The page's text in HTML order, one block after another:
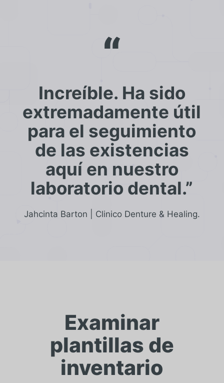
“
Increíble. Ha sido
extremadamente útil
para el seguimiento
de las existencias
aquí en nuestro
laboratorio dental.”
Jahcinta Barton | Clinico Denture & Healing.
Examinar
plantillas de
inventario